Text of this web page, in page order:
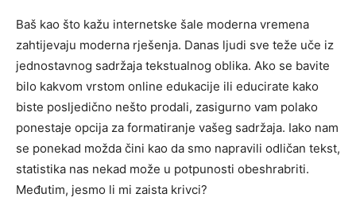
Baš kao što kažu internetske šale moderna vremena
zahtijevaju moderna rješenja. Danas ljudi sve teže uče iz
jednostavnog sadržaja tekstualnog oblika. Ako se bavite
bilo kakvom vrstom online edukacije ili educirate kako
biste posljedično nešto prodali, zasigurno vam polako
ponestaje opcija za formatiranje vašeg sadržaja. Iako nam
se ponekad možda čini kao da smo napravili odličan tekst,
statistika nas nekad može u potpunosti obeshrabriti.
Međutim, jesmo li mi zaista krivci?